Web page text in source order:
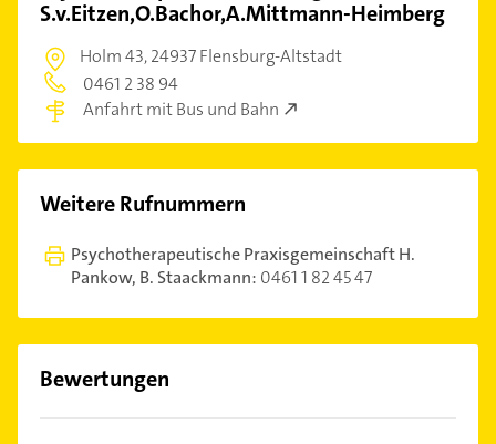
S.v.Eitzen,O.Bachor,A.Mittmann-Heimberg
Holm 43,24937 Flensburg-Altstadt
0461 2 38 94
Anfahrt mit Bus und Bahn
Weitere Rufnummern
Psychotherapeutische Praxisgemeinschaft H.
Pankow, B. Staackmann: 0461 1 82 45 47
Bewertungen